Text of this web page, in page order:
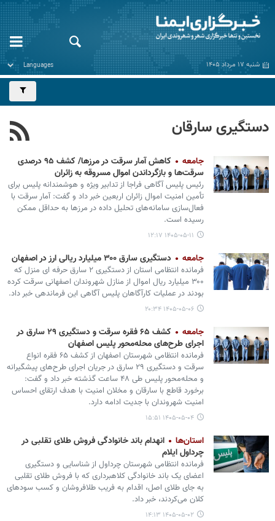
شنبه ۱۷ مرداد ۱۴۰۵
دستگیری سارقان
جامعه
کاهش آمار سرقت در مرزها/ کشف ۹۵ درصدی
سرقت‌ها و بازگرداندن اموال مسروقه به زائران
رئیس پلیس آگاهی فراجا از تدابیر ویژه و هوشمندانه پلیس برای
تأمین امنیت اموال زائران اربعین خبر داد و گفت: آمار سرقت با
فعال‌سازی سامانه‌های تحلیل داده در مرزها به حداقل ممکن
رسیده است.
۱۴۰۵-۰۵-۱۱ ۱۲:۱۷
جامعه دستگیری سارق ۳۰۰ میلیارد ریالی ارز در اصفهان
فرمانده انتظامی استان از دستگیری ۲ سارق حرفه ای منزل که
۳۰۰ میلیارد ریال اموال از منازل شهروندان اصفهانی سرقت کرده
بودند در عملیات کارآگاهان پلیس آگاهی این فرماندهی خبر داد.
۱۴۰۵-۰۵-۰۶ ۲۰:۳۴
جامعه
کشف ۶۵ فقره سرقت و دستگیری ۲۹ سارق در
اجرای طرح‌های محله‌محور پلیس اصفهان
فرمانده انتظامی شهرستان اصفهان از کشف ۶۵ فقره انواع
سرقت و دستگیری ۲۹ سارق در جریان اجرای طرح‌های پیشگیرانه
و محله‌محور پلیس طی ۴۸ ساعت گذشته خبر داد و گفت:
برخورد قاطع با سارقان و مخلان امنیت با هدف ارتقای احساس
امنیت شهروندان با جدیت ادامه دارد.
۱۴۰۵-۰۵-۰۴ ۱۵:۵۱
استان‌ها
انهدام باند خانوادگی فروش طلای تقلبی در
چرداول ایلام
فرمانده انتظامی شهرستان چرداول از شناسایی و دستگیری
اعضای یک باند خانوادگی کلاهبرداری که با فروش طلای تقلبی
به جای طلای اصل، اقدام به فریب طلافروشان و کسب سودهای
کلان می‌کردند، خبر داد.
۱۴۰۵-۰۵-۰۲ ۱۴:۱۳